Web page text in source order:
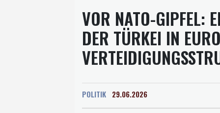
VOR NATO-GIPFEL:
DER TÜRKEI IN
POLITIK 29.06.2026